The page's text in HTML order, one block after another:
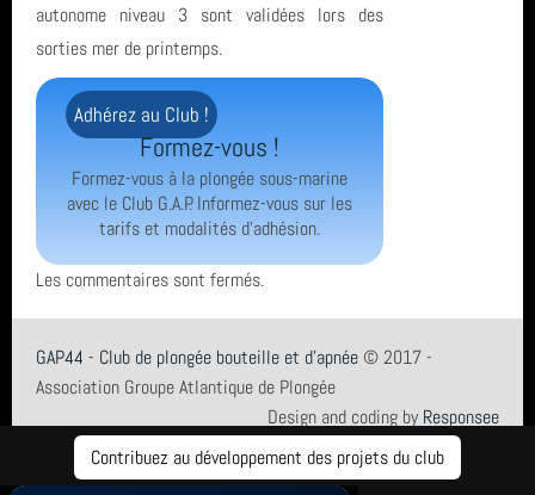
Contribuez au développement des projets du club
autonome niveau 3 sont validées lors des
sorties mer de printemps.
Adhérez au Club !
Formez-vous !
Formez-vous à la plongée sous-marine
avec le Club G.A.P. Informez-vous sur les
tarifs et modalités d'adhésion.
Les commentaires sont fermés.
GAP44 - Club de plongée bouteille et d'apnée© 2017 -
Association Groupe Atlantique de Plongée
Design and coding by Responsee
Mentions légales